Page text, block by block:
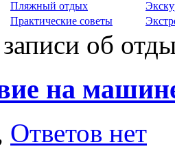
Пляжный отдых
Практические советы
об
на
Ответов нет